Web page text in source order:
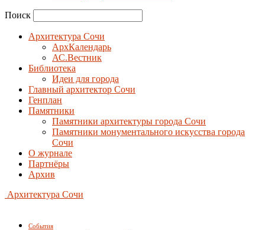
Поиск
Архитектура Сочи
АрхКалендарь
АС.Вестник
Библиотека
Идеи для города
Главный архитектор Сочи
Генплан
Памятники
Памятники архитектуры города Сочи
Памятники монументального искусства города
Сочи
О журнале
Партнёры
Архив
Архитектура Сочи
События